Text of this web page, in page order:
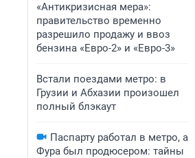
«Антикризисная мера»:
правительство временно
разрешило продажу и ввоз
бензина «Евро-2» и «Евро-3»
Встали поездами метро: в
Грузии и Абхазии произошел
полный блэкаут
Паспарту работал в метро, а
Фура был продюсером: тайны